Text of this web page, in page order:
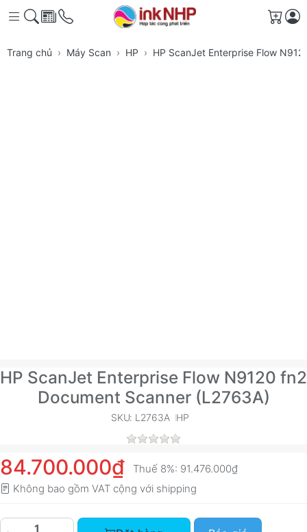
Giỏ
Trang chủ Máy Scan HP HP ScanJet Enterprise Flow
HP ScanJet Enterprise Flow N9120 fn2
Document Scanner (L2763A)
SKU: L2763A HP
84.700.000₫ Thuế 8%: 91.476.000₫
Không bao gồm VAT cộng với shipping
HP ScanJet Enterprise Flow N9120 fn2